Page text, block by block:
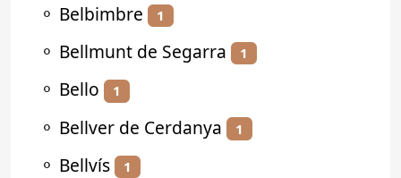
⚬ Belbimbre 1
⚬ Bellmunt de Segarra 1
⚬ Bello 1
⚬ Bellver de Cerdanya 1
⚬ Bellvís 1